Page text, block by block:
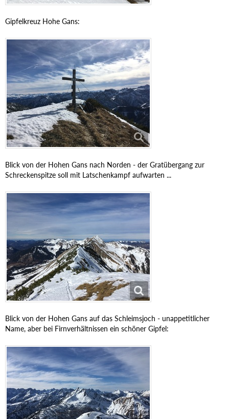
Gipfelkreuz Hohe Gans:
Blick von der Hohen Gans nach Norden - der Gratübergang zur
Schreckenspitze soll mit Latschenkampf aufwarten ...
Blick von der Hohen Gans auf das Schleimsjoch - unappetitlicher
Name, aber bei Firnverhältnissen ein schöner Gipfel: